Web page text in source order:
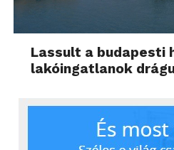
Lassult a budapesti
lakóingatlanok